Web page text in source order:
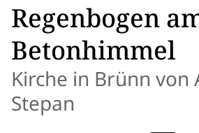
Regenbogen
Betonhimmel
Kirche in Brünn von
Stepan